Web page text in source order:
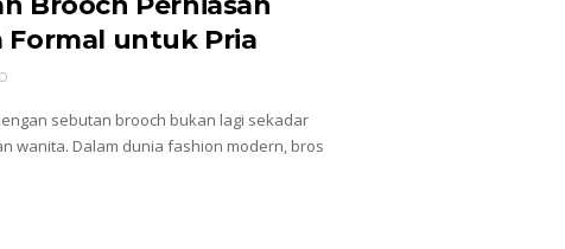
Formal untuk Pria
sebutan brooch bukan lagi sekadar
wanita. Dalam dunia fashion modern, bros